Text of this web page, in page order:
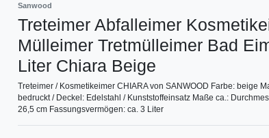
Sanwood
Treteimer Abfalleimer
Mülleimer Tretmülleimer Bad
Liter Chiara Beige
Treteimer / Kosmetikeimer CHIARA von SANWOOD Farbe: beige
bedruckt / Deckel: Edelstahl / Kunststoffeinsatz Maße ca.:
26,5 cm Fassungsvermögen: ca. 3 Liter